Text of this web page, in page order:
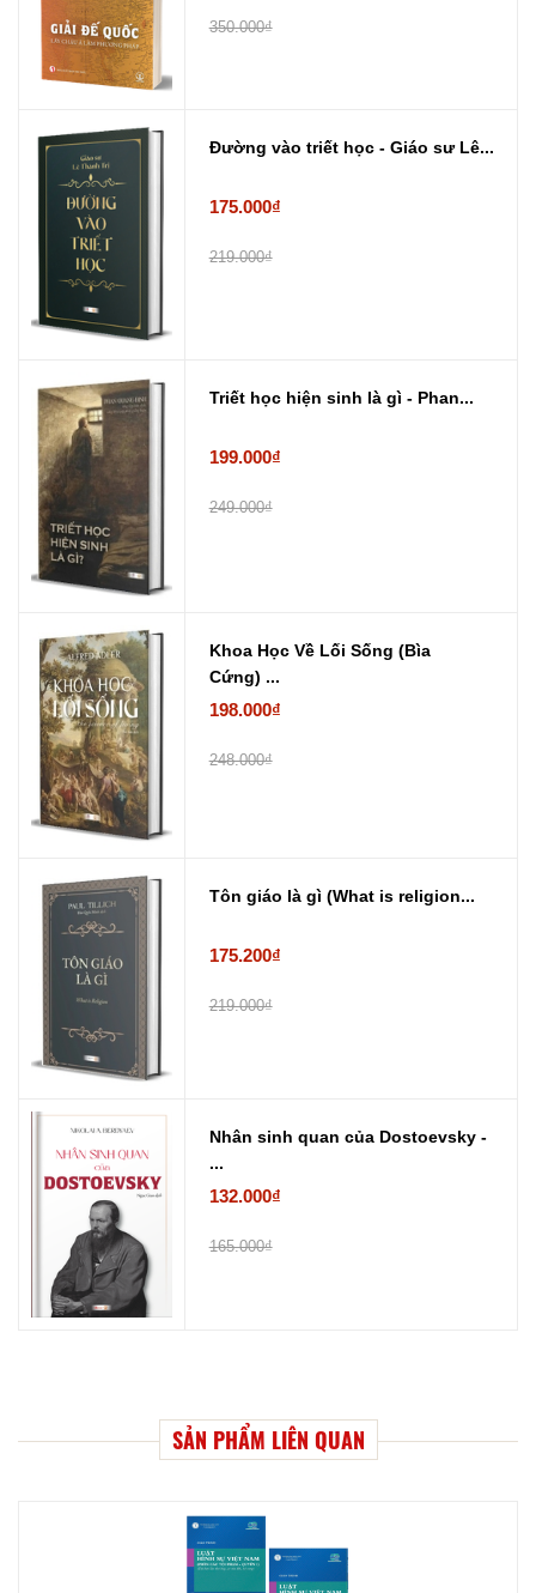
350.000₫
Đường vào triết học - Giáo sư Lê...
175.000₫
219.000₫
Triết học hiện sinh là gì - Phan...
199.000₫
249.000₫
Khoa Học Về Lối Sống (Bìa
Cứng) ...
198.000₫
248.000₫
Tôn giáo là gì (What is religion...
175.200₫
219.000₫
Nhân sinh quan của Dostoevsky -
...
132.000₫
165.000₫
SẢN PHẨM LIÊN QUAN